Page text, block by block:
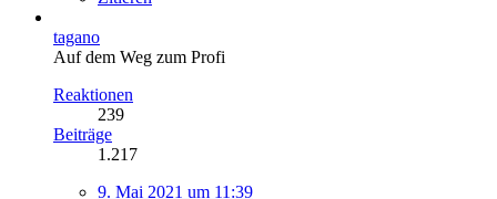
tagano
Auf dem Weg zum Profi
Reaktionen
239
Beiträge
1.217
9. Mai 2021 um 11:39